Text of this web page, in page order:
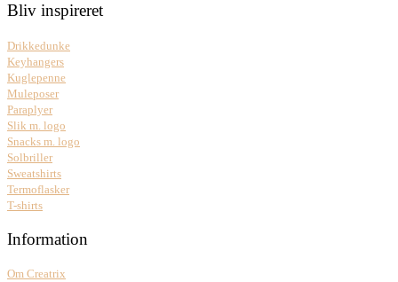
Bliv inspireret
Drikkedunke
Keyhangers
Kuglepenne
Muleposer
Paraplyer
Slik m. logo
Snacks m. logo
Solbriller
Sweatshirts
Termoflasker
T-shirts
Information
Om Creatrix